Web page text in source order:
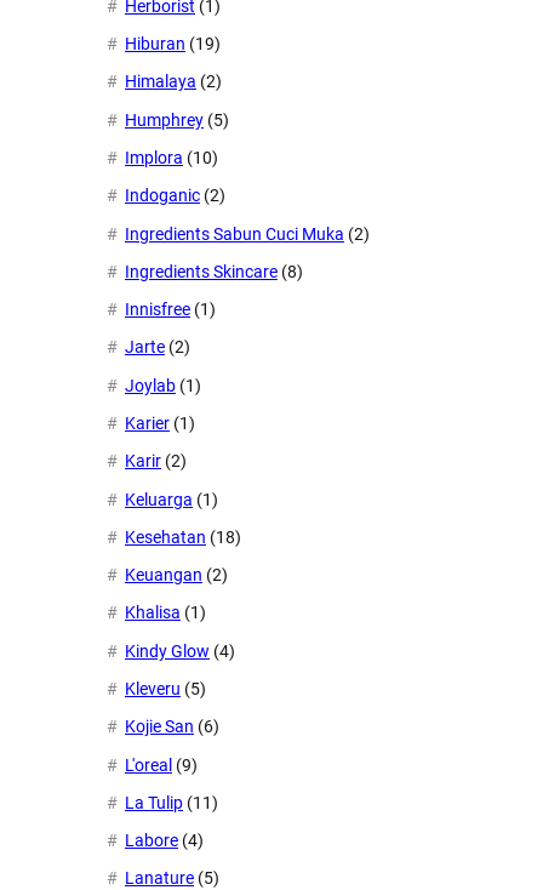
Herborist (1)
Hiburan (19)
Himalaya (2)
Humphrey (5)
Implora (10)
Indoganic (2)
Ingredients Sabun Cuci Muka (2)
Ingredients Skincare (8)
Innisfree (1)
Jarte (2)
Joylab (1)
Karier (1)
Karir (2)
Keluarga (1)
Kesehatan (18)
Keuangan (2)
Khalisa (1)
Kindy Glow (4)
Kleveru (5)
Kojie San (6)
L'oreal (9)
La Tulip (11)
Labore (4)
Lanature (5)